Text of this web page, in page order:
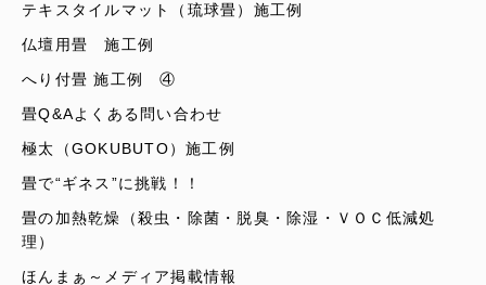
テキスタイルマット（琉球畳）施工例
仏壇用畳 施工例
へり付畳 施工例 ④
畳Q&Aよくある問い合わせ
極太（GOKUBUTO）施工例
畳で“ギネス”に挑戦！！
畳の加熱乾燥（殺虫・除菌・脱臭・除湿・ＶＯＣ低減処
理）
ほんまぁ～メディア掲載情報